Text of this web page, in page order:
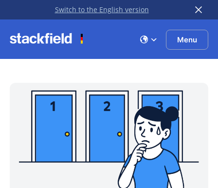
Zu Hauptinhalt springen
Switch to the English version
Menu